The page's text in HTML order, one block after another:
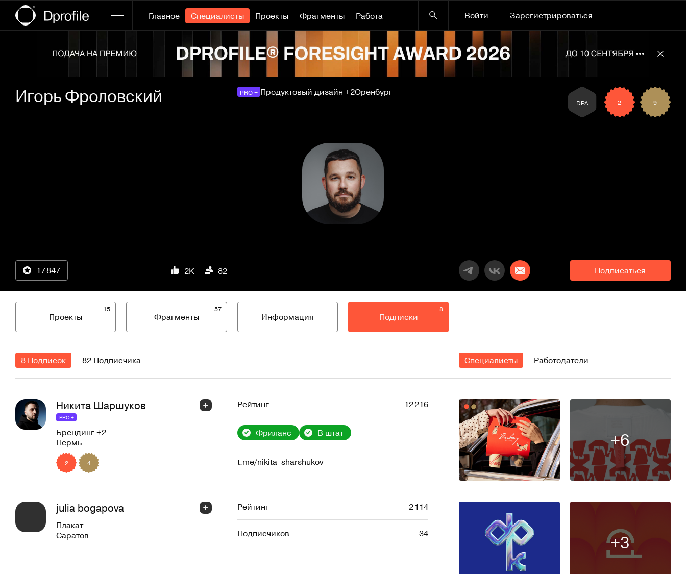
Главное Специалисты Проекты Фрагменты Работа Войти
Зарегистрироваться
Игорь Фроловский PRO + Продуктовый дизайн +2Оренбург
DPA 2 9
17 847 2K 82 Подписаться
15
Проекты
57
Фрагменты Информация
8
Подписки
8 Подписок 82 Подписчика Специалисты Работодатели
Никита Шаршуков
PRO +
Брендинг+2
Пермь
2 4
Рейтинг 12 216
Фриланс В штат
t.me/nikita_sharshukov
256
+6
julia bogapova
Плакат
Саратов
Рейтинг 2 114
Подписчиков 34 +3